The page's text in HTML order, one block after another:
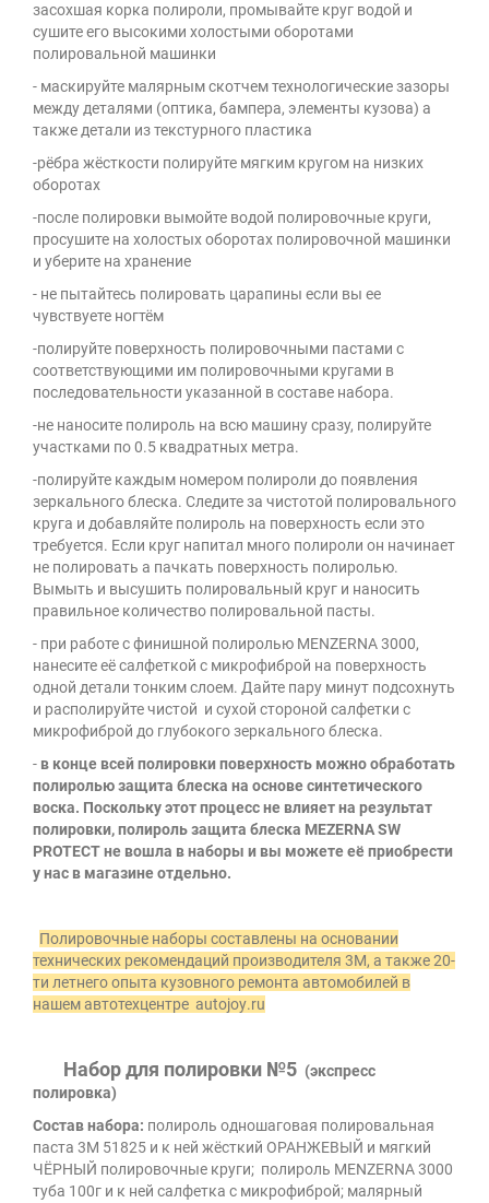
засохшая корка полироли, промывайте круг водой и
сушите его высокими холостыми оборотами
полировальной машинки
- маскируйте малярным скотчем технологические зазоры
между деталями (оптика, бампера, элементы кузова) а
также детали из текстурного пластика
-рёбра жёсткости полируйте мягким кругом на низких
оборотах
-после полировки вымойте водой полировочные круги,
просушите на холостых оборотах полировочной машинки
и уберите на хранение
- не пытайтесь полировать царапины если вы ее
чувствуете ногтём
-полируйте поверхность полировочными пастами с
соответствующими им полировочными кругами в
последовательности указанной в составе набора.
-не наносите полироль на всю машину сразу, полируйте
участками по 0.5 квадратных метра.
-полируйте каждым номером полироли до появления
зеркального блеска. Следите за чистотой полировального
круга и добавляйте полироль на поверхность если это
требуется. Если круг напитал много полироли он начинает
не полировать а пачкать поверхность полиролью.
Вымыть и высушить полировальный круг и наносить
правильное количество полировальной пасты.
- при работе с финишной полиролью MENZERNA3000,
нанесите её салфеткой с микрофиброй на поверхность
одной детали тонким слоем. Дайте пару минут подсохнуть
и располируйте чистой и сухой стороной салфетки с
микрофиброй до глубокого зеркального блеска.
- в конце всей полировки поверхность можно обработать
полиролью защита блеска на основе синтетического
воска. Поскольку этот процесс не влияет на результат
полировки, полироль защита блеска MEZERNA SW
PROTECT не вошла в наборы и вы можете её приобрести
у нас в магазине отдельно.
Полировочные наборы составлены на основании
технических рекомендаций производителя 3М, а также 20-
ти летнего опыта кузовного ремонта автомобилей в
нашем автотехцентре autojoy.ru
Набор для полировки №5 (экспресс
полировка)
Состав набора: полироль одношаговая полировальная
паста 3M 51825 и к ней жёсткий ОРАНЖЕВЫЙ и мягкий
ЧЁРНЫЙ полировочные круги; полироль MENZERNA3000
туба 100г и к ней салфетка с микрофиброй; малярный